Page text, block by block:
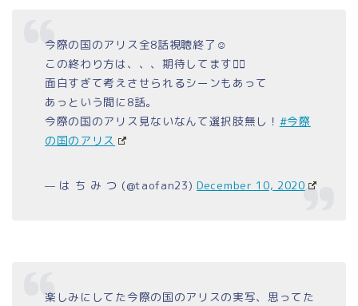
今際の国のアリス全8話視聴終了☺️
この終わり方は、、、期待してます🙋‍♀️
面白すぎて考えさせられるシーンもあって
あっという間に8話。
今際の国のアリス見ないなんて選択肢無し！ #今際
の国のアリス
— は ち み つ (@taofan23)December 10, 2020
楽しみにしてた今際の国のアリスの実写、思ってた